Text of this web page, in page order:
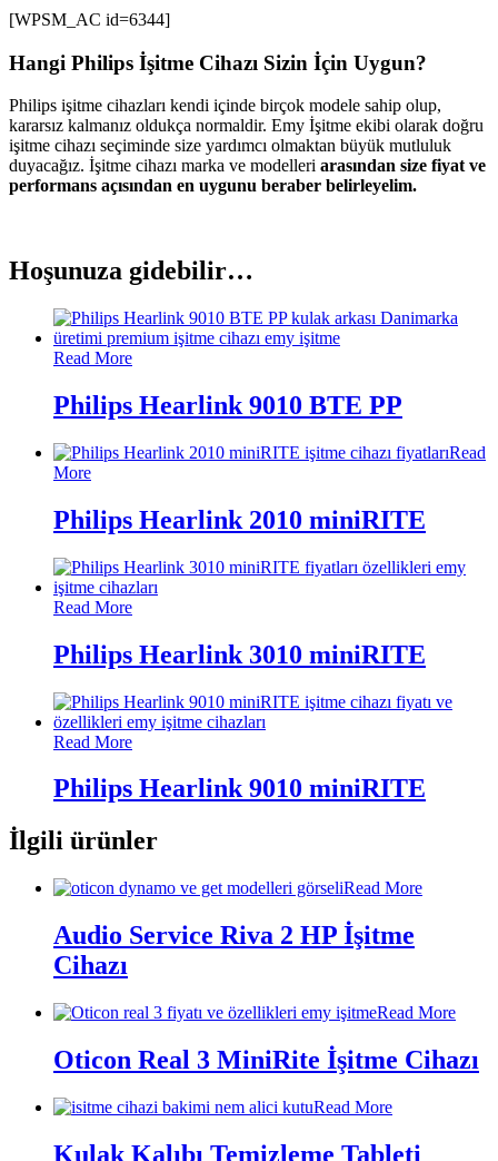
[WPSM_AC id=6344]
Hangi Philips İşitme Cihazı Sizin İçin Uygun?
Philips işitme cihazları kendi içinde birçok modele sahip olup,
kararsız kalmanız oldukça normaldir. Emy İşitme ekibi olarak doğru
işitme cihazı seçiminde size yardımcı olmaktan büyük mutluluk
duyacağız. İşitme cihazı marka ve modelleri arasından size fiyat ve
performans açısından en uygunu beraber belirleyelim.
Hoşunuza gidebilir…
Read More
Philips Hearlink 9010 BTE PP
Read
More
Philips Hearlink 2010 miniRITE
Read More
Philips Hearlink 3010 miniRITE
Read More
Philips Hearlink 9010 miniRITE
İlgili ürünler
Read More
Audio Service Riva 2 HP İşitme
Cihazı
Read More
Oticon Real 3 MiniRite İşitme Cihazı
Read More
Kulak Kalıbı Temizleme Tableti